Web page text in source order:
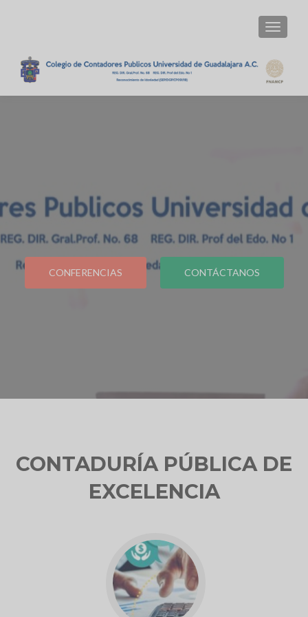
CONFERENCIAS CONTÁCTANOS
CONTADURÍA PÚBLICA DE
EXCELENCIA
Go
to
Boletín
Costos